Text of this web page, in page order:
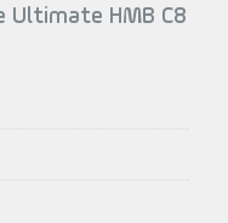
Ultimate HMB C8